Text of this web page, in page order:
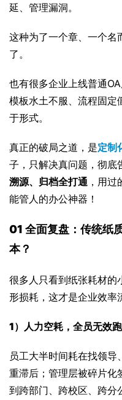
延、管理漏洞。
这种为了一个章、一个名
了。
也有很多企业上线普通
模板水土不服、流程固定
于形式。
真正的破局之道，是定制
子，只解决真问题，彻底
溯源、归档全打通 ，用
能管人的办公神器！
01 全面复盘：传统纸
本？
很多人只看到纸张耗材的
形损耗，这才是企业效率
1）人力空耗，全员无效
员工大半时间耗在找领
重滞后；管理层被碎片化
到跨部门、跨校区、跨分